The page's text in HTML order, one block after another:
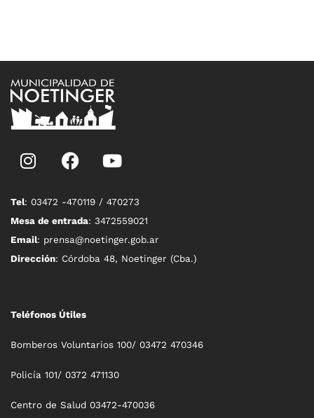
Tel: 03472 -470119 / 470273
Mesa de entrada: 3472559021
Email: prensa@noetinger.gob.ar
Dirección: Córdoba 48, Noetinger (Cba.)
Teléfonos Útiles
Bomberos Voluntarios 100/ 03472 470346
Policía 101/ 0372 471130
Centro de Salud 03472-470036